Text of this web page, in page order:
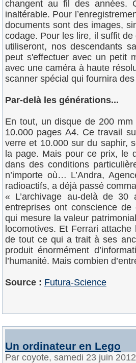
changent au fil des années.
inaltérable. Pour
documents sont des images,
codage. Pour les lire, il suffit
utiliseront, nos descendants
peut s'effectuer avec un petit
avec une caméra à haute
scanner spécial qui fournira
Par-delà les générations...
En tout, un disque de 200 mm
10.000 pages A4. Ce travail
verre et 10.000 sur du saphir,
la page. Mais pour ce prix, le
dans des conditions
n’importe où… L’Andra,
radioactifs, a déjà passé
« L’archivage au-delà de
entreprises ont conscience
qui mesure la valeur
locomotives. Et Ferrari
de tout ce qui a trait à ses
produit énormément
l’humanité. Mais combien
Source : Futura-Science
Un ordinateur en Lego
Par coyote, samedi 23 juin